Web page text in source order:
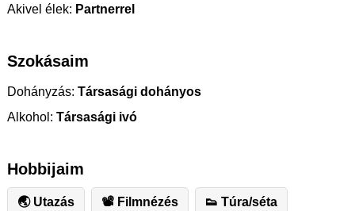
Akivel élek: Partnerrel
Szokásaim
Dohányzás: Társasági dohányos
Alkohol: Társasági ivó
Hobbijaim
🌏 Utazás 📽 Filmnézés 👟 Túra/séta